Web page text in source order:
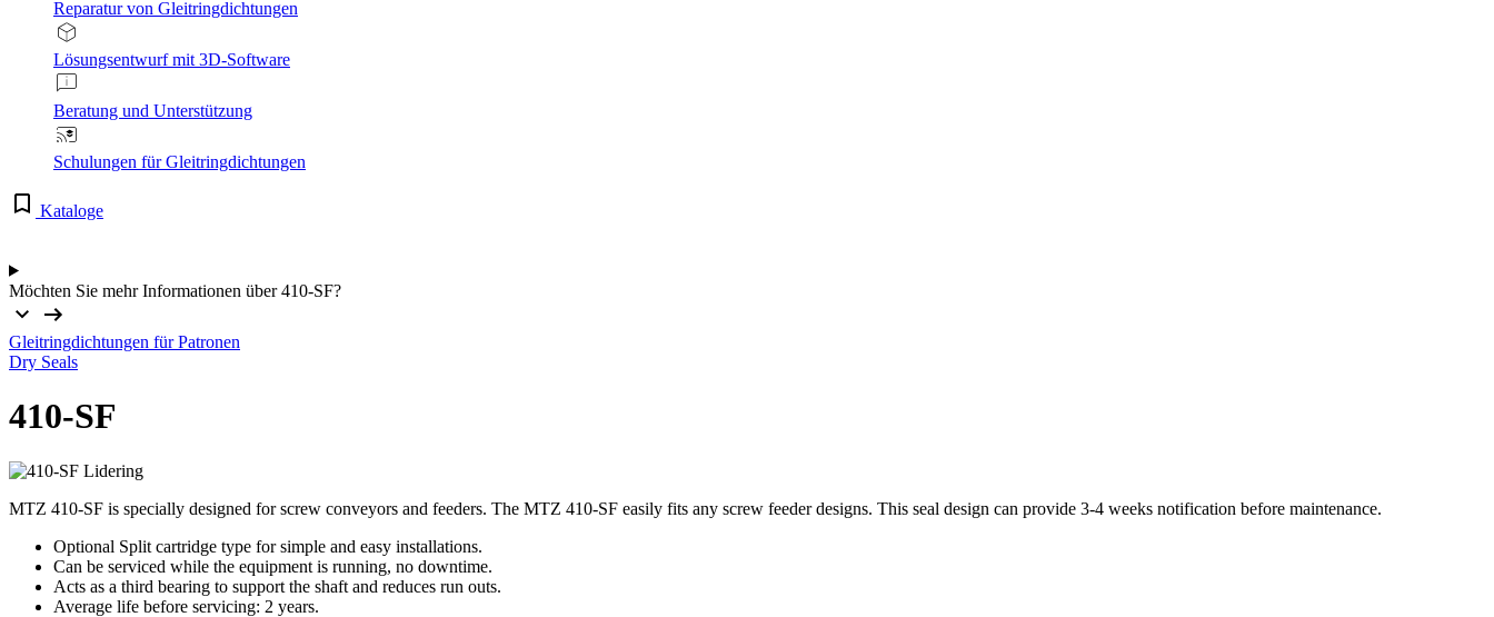
Reparatur von Gleitringdichtungen
Lösungsentwurf mit 3D-Software
Beratung und Unterstützung
Schulungen für Gleitringdichtungen
Kataloge
Möchten Sie mehr Informationen über 410-SF?
Gleitringdichtungen für Patronen
Dry Seals
410-SF
MTZ 410-SF is specially designed for screw conveyors and feeders. The MTZ 410-SF easily fits any screw feeder designs. This seal design can provide 3-4 weeks notification before maintenance.
Optional Split cartridge type for simple and easy installations.
Can be serviced while the equipment is running, no downtime.
Acts as a third bearing to support the shaft and reduces run outs.
Average life before servicing: 2 years.